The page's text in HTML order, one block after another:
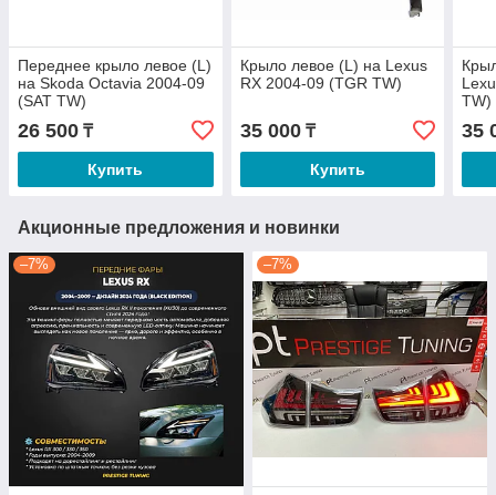
Переднее крыло левое (L)
на Skoda Octavia 2004-09
(SAT TW)
26 500 ₸
Купить
Крыло левое (L) на Lexus
RX 2004-09 (TGR TW)
35 000₸
Купить
TW)
35
Акционные предложения и новинки
–7% –7%